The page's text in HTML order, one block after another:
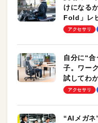
けになる
Fold」レ
却プレー
アクセサリ
自分に“
子。ワー
試してわ
ッチ機能
アクセサリ
“AIメガネ